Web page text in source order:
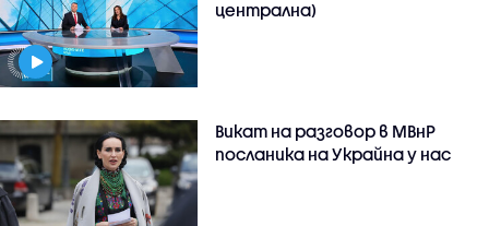
централна)
Викат на разговор в МВнР
посланика на Украйна у нас